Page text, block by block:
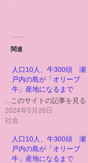
関連
人口10人、牛300頭 瀬
戸内の島が「オリーブ
牛」産地になるまで
...このサイトの記事を見る
2024年5月28日
社会
人口10人、牛300頭 瀬
戸内の島が「オリーブ
牛」産地になるまで